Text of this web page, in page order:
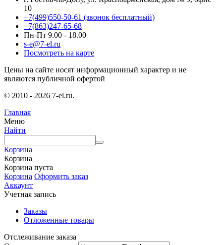
10
+7(499)550-50-61 (звонок бесплатный)
+7(863)247-65-68
Пн-Пт 9.00 - 18.00
s-e@7-el.ru
Посмотреть на карте
Цены на сайте носят информационный характер и не
являются публичной офертой
© 2010 - 2026 7-el.ru.
Главная
Меню
Найти
Корзина
Корзина
Корзина пуста
Корзина Оформить заказ
Аккаунт
Учетная запись
Заказы
Отложенные товары
Отслеживание заказа